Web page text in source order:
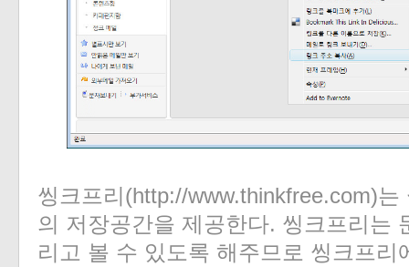
씽크프리(http://www.thinkfree.com)
의 저장공간을 제공한다. 씽크프리는
리고 볼 수 있도록 해주므로 씽크프리